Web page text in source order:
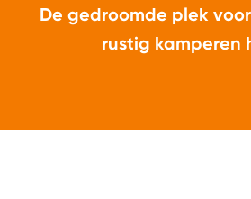
De gedroomde plek
rustig kamperen